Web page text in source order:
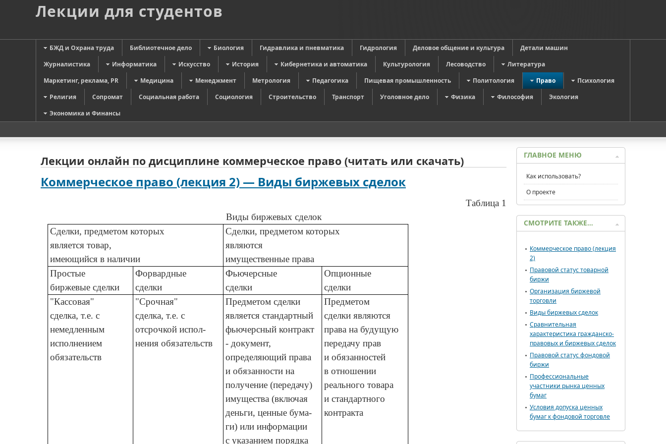
Лекции для студентов
БЖД и Охрана труда Библиотечное дело Биология Гидравлика и пневматика Гидрология Деловое общение и культура
Детали машин
Журналистика
Информатика Искусство История Кибернетика и автоматика Культурология Лесоводство
Литература
Маркетинг, реклама, PR
Медицина Менеджмент Метрология Педагогика Пищевая промышленность Политология Право
Психология
Религия
Сопромат Социальная работа Социология Строительство Транспорт Уголовное дело Физика Философия
Экология
Экономика и Финансы
Лекции онлайн по дисциплине коммерческое право (читать или скачать)
Коммерческое право (лекция 2) — Виды биржевых сделок
Таблица 1
Виды биржевых сделок
Сделки, предметом которых
является товар,
имеющийся в наличии
Сделки, предметом которых
являются
имущественные права
Простые
биржевые сделки
Форвардные
сделки
Фьючерсные
сделки
Опционные
сделки
"Кассовая"
сделка, т.е. с
немедленным
исполнением
обязательств
"Срочная"
сделка, т.е. с
отсрочкой испол-
нения обязательств
Предметом сделки
является стандартный
фьючерсный контракт
- документ,
определяющий права
и обязанности на
получение (передачу)
имущества (включая
деньги, ценные бума-
ги) или информации
с указанием порядка
Предметом
сделки являются
права на будущую
передачу прав
и обязанностей
в отношении
реального товара
и стандартного
контракта
ГЛАВНОЕ МЕНЮ
Как использовать?
О проекте
СМОТРИТЕ ТАКЖЕ…
Коммерческое право (лекция
2)
Правовой статус товарной
биржи
Организация биржевой
торговли
Виды биржевых сделок
Сравнительная
характеристика гражданско-
правовых и биржевых сделок
Правовой статус фондовой
биржи
Профессиональные
участники рынка ценных
бумаг
Условия допуска ценных
бумаг к фондовой торговле